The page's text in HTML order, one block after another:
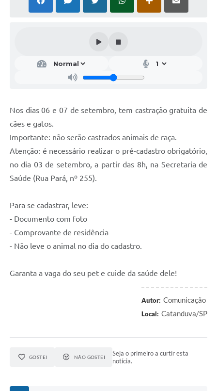
A Prefeitura
Jornal
Agenda
Diário Oficial
Editais
Nos dias 06 e 07 de setembro, tem castração gratuita de
cães e gatos.
Importante: não serão castrados animais de raça.
Atenção: é necessário realizar o pré-cadastro obrigatório,
no dia 03 de setembro, a partir das 8h, na Secretaria de
Saúde (Rua Pará, nº 255).
Para se cadastrar, leve:
- Documento com foto
- Comprovante de residência
- Não leve o animal no dia do cadastro.
Garanta a vaga do seu pet e cuide da saúde dele!
Autor: Comunicação
Local: Catanduva/SP
GOSTEI NÃO GOSTEI
Seja o primeiro a curtir esta
notícia.